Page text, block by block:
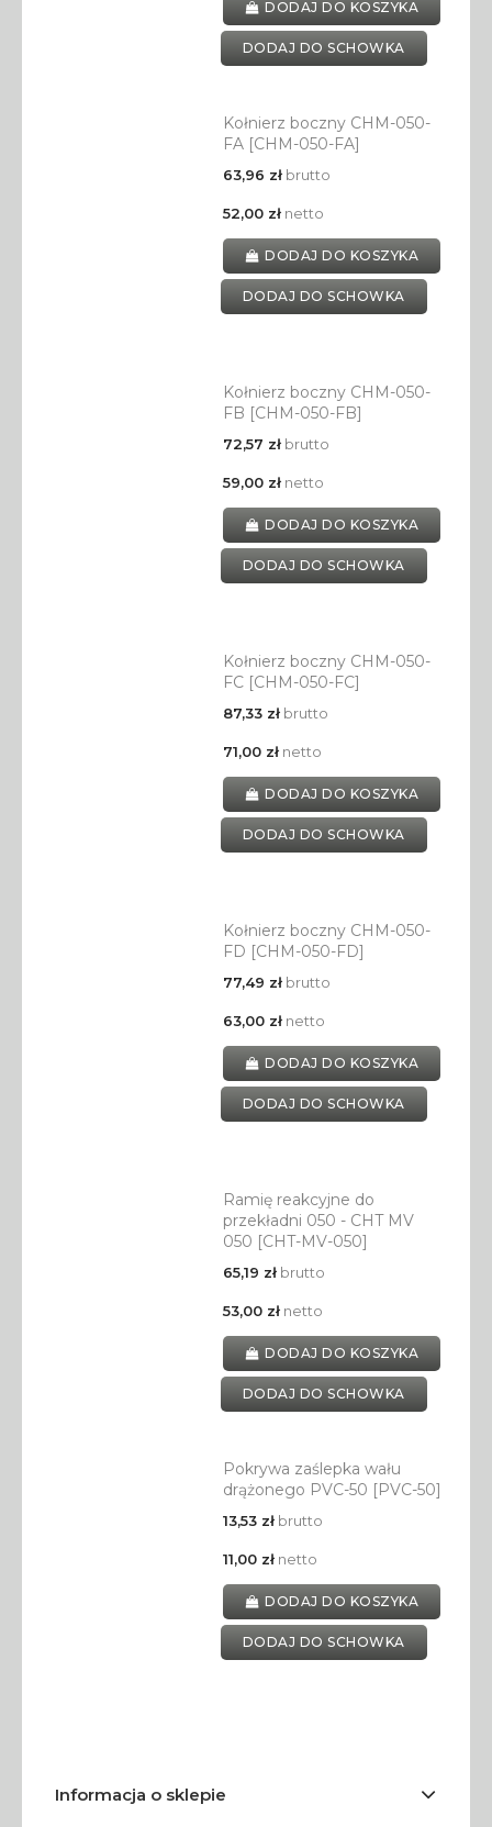
DODAJ DO KOSZYKA
DODAJ DO SCHOWKA
Kołnierz boczny CHM-050-
FA [CHM-050-FA]
63,96 złbrutto
52,00 złnetto
DODAJ DO KOSZYKA
DODAJ DO SCHOWKA
Kołnierz boczny CHM-050-
FB [CHM-050-FB]
72,57 złbrutto
59,00 złnetto
DODAJ DO KOSZYKA
DODAJ DO SCHOWKA
Kołnierz boczny CHM-050-
FC [CHM-050-FC]
87,33 złbrutto
71,00 złnetto
DODAJ DO KOSZYKA
DODAJ DO SCHOWKA
Kołnierz boczny CHM-050-
FD [CHM-050-FD]
77,49 złbrutto
63,00 złnetto
DODAJ DO KOSZYKA
DODAJ DO SCHOWKA
Ramię reakcyjne do
przekładni 050 - CHT MV
050 [CHT-MV-050]
65,19 złbrutto
53,00 złnetto
DODAJ DO KOSZYKA
DODAJ DO SCHOWKA
Pokrywa zaślepka wału
drążonego PVC-50 [PVC-50]
13,53 złbrutto
11,00 złnetto
DODAJ DO KOSZYKA
DODAJ DO SCHOWKA
Informacja o sklepie